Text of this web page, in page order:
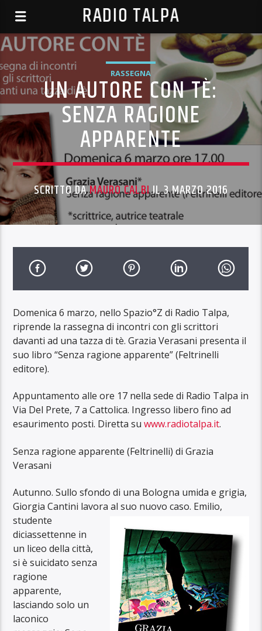
RADIO TALPA
RASSEGNA
UN AUTORE CON TÈ:
SENZA RAGIONE
APPARENTE
SCRITTO DAMAURO CALBIIL 3 MARZO 2016
Domenica 6 marzo, nello Spazio°Z di Radio Talpa,
riprende la rassegna di incontri con gli scrittori
davanti ad una tazza di tè. Grazia Verasani presenta il
suo libro “Senza ragione apparente” (Feltrinelli
editore).
Appuntamento alle ore 17 nella sede di Radio Talpa in
Via Del Prete, 7 a Cattolica. Ingresso libero fino ad
esaurimento posti. Diretta suwww.radiotalpa.it.
Senza ragione apparente (Feltrinelli) di Grazia
Verasani
Autunno. Sullo sfondo di una Bologna umida e grigia,
Giorgia Cantini lavora al suo nuovo caso. Emilio,
studente
diciassettenne in
un liceo della città,
si è suicidato senza
ragione
apparente,
lasciando solo un
laconico